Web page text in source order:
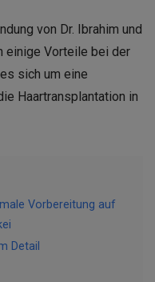
von Dr. Ibrahim und
einige Vorteile bei der
sich um eine
Haartransplantation in
Vorbereitung auf
Detail